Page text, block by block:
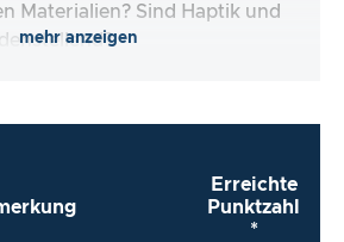
Materialien? Sind Haptik und
mehr anzeigen
Erreichte
Punktzahl
*